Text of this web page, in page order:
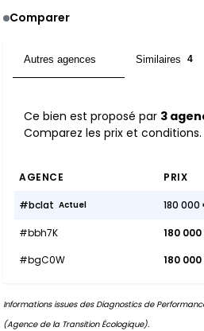
Comparer
Autres agences Similaires 4
Ce bien est proposé par 3
Comparez les prix et conditions.
AGENCE PRIX
#bcIat Actuel 180 000
#bbh7K 180
#bgC0W
180
Informations issues des Diagnostics de
(Agence de la Transition Écologique).